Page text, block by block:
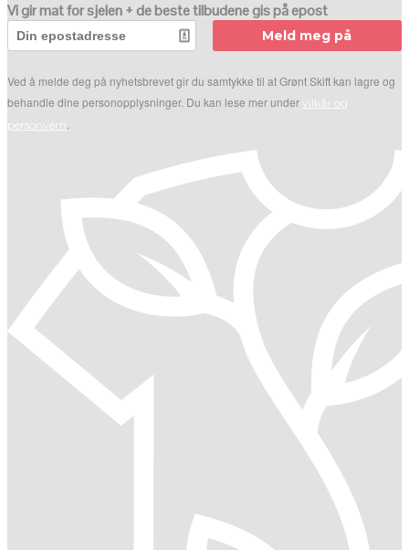
Vi gir mat for sjelen + de beste tilbudene gis på epost
Meld meg på
Ved å melde deg på nyhetsbrevet gir du samtykke til at Grønt Skift kan lagre og
behandle dine personopplysninger. Du kan lese mer under vilkår og
personvern